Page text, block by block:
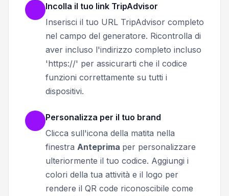
Incolla il tuo link TripAdvisor
Inserisci il tuo URL TripAdvisor completo
nel campo del generatore. Ricontrolla di
aver incluso l'indirizzo completo incluso
'https://' per assicurarti che il codice
funzioni correttamente su tutti i
dispositivi.
Personalizza per il tuo brand
Clicca sull'icona della matita nella
finestra Anteprima per personalizzare
ulteriormente il tuo codice. Aggiungi i
colori della tua attività e il logo per
rendere il QR code riconoscibile come